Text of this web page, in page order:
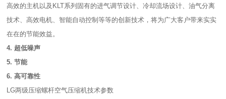
高效的主机以及KLT系列固有的进气调节设计、冷却流场设计、油气分离
技术、高效电机、智能自动控制等等的创新技术，将为广大客户带来实实
在在的节能效益。
4. 超低噪声
5. 节能
6. 高可靠性
LG两级压缩螺杆空气压缩机技术参数